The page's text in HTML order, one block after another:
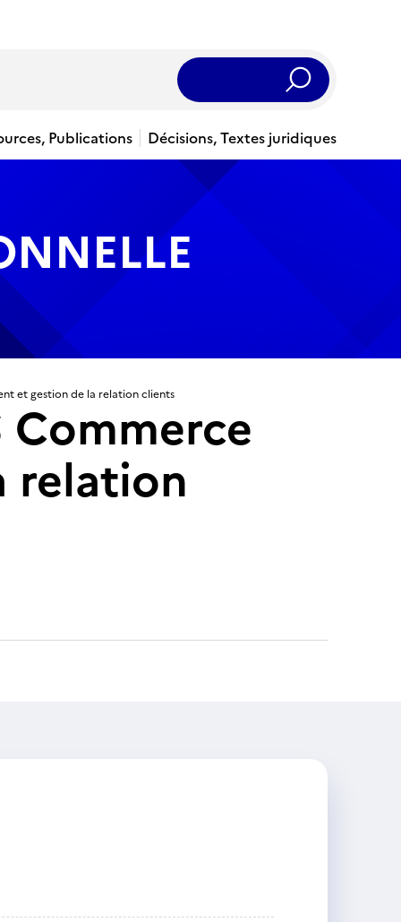
Rechercher
Publications Décisions, Textes juridiques
et gestion de la relation clients
Commerce
relation